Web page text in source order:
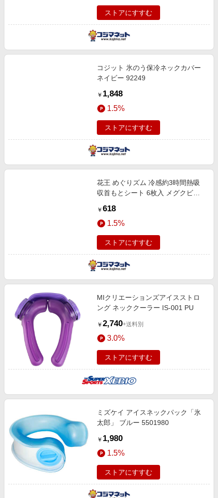
ストアにすすむ
コジット 氷のう保冷ネックカバー
ネイビー 92249
￥ 1,848
1.5%
ストアにすすむ
花王 めぐりズム 冷感約3時間熱吸
収首もとシート 6枚入 メグクビシ
￥ 618
1.5%
ストアにすすむ
MIクリエーションズアイスストロ
ング ネッククーラー IS-001 PU
￥ 2,740+送料別
3.0%
ストアにすすむ
ミズケイ アイスネックパック「氷
太郎」 ブルー 5501980
￥ 1,980
1.5%
ストアにすすむ